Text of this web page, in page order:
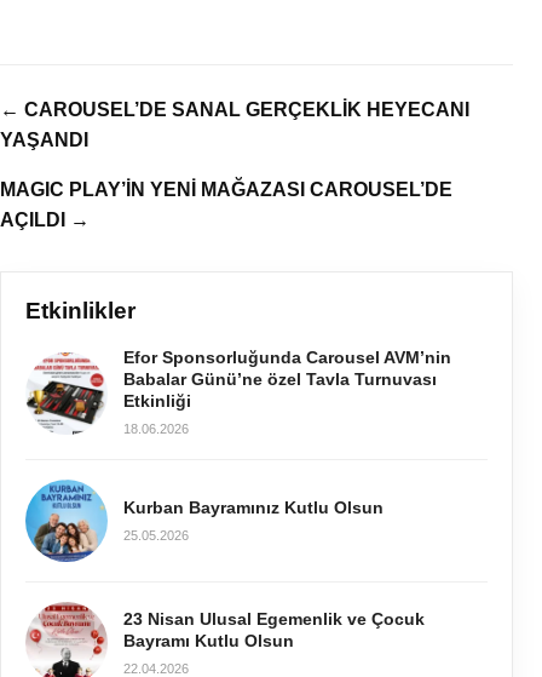
← CAROUSEL’DE SANAL GERÇEKLİK HEYECANI
YAŞANDI
MAGIC PLAY’İN YENİ MAĞAZASI CAROUSEL’DE
AÇILDI →
Etkinlikler
Efor Sponsorluğunda Carousel AVM’nin
Babalar Günü’ne özel Tavla Turnuvası
Etkinliği
18.06.2026
Kurban Bayramınız Kutlu Olsun
25.05.2026
23 Nisan Ulusal Egemenlik ve Çocuk
Bayramı Kutlu Olsun
22.04.2026